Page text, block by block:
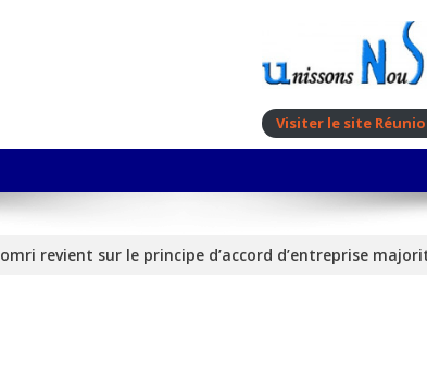
Visiter le site
revient sur le principe d’accord d’entreprise